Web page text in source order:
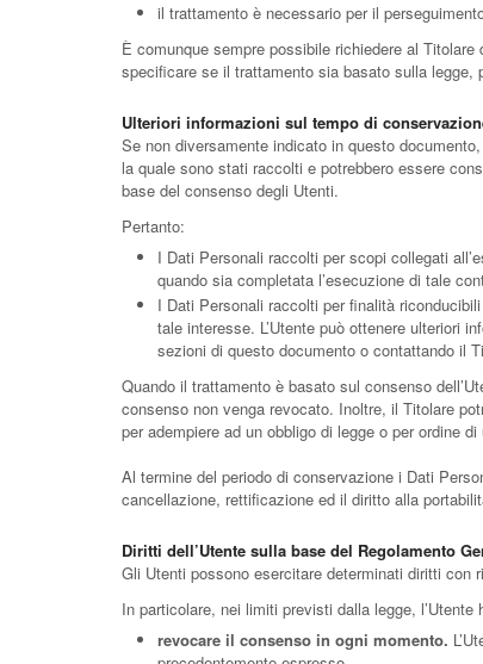
il trattamento è necessario per il
È comunque sempre possibile richiedere al
specificare se il trattamento sia basato sulla
Ulteriori informazioni sul tempo di
Se non diversamente indicato in questo
la quale sono stati raccolti e potrebbero essere
base del consenso degli Utenti.
Pertanto:
I Dati Personali raccolti per scopi collegati
quando sia completata l’esecuzione di tale
I Dati Personali raccolti per finalità
tale interesse. L’Utente può ottenere ulteriori
sezioni di questo documento o contattando il
Quando il trattamento è basato sul consenso
consenso non venga revocato. Inoltre, il Titolare
per adempiere ad un obbligo di legge o per ordine di
Al termine del periodo di conservazione i Dati
cancellazione, rettificazione ed il diritto alla
Diritti dell’Utente sulla base del Regolamento
Gli Utenti possono esercitare determinati diritti con
In particolare, nei limiti previsti dalla legge, l’Utente
revocare il consenso in ogni momento.